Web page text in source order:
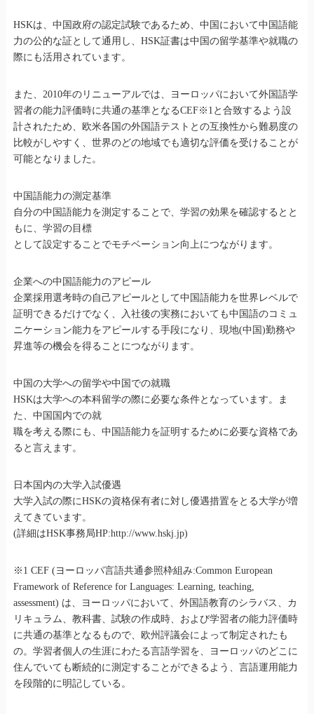
HSKは、中国政府の認定試験であるため、中国において中国語能
力の公的な証として通用し、HSK証書は中国の留学基準や就職の
際にも活用されています。
また、2010年のリニューアルでは、ヨーロッパにおいて外国語学
習者の能力評価時に共通の基準となるCEF※1と合致するよう設
計されたため、欧米各国の外国語テストとの互換性から難易度の
比較がしやすく、世界のどの地域でも適切な評価を受けることが
可能となりました。
中国語能力の測定基準
自分の中国語能力を測定することで、学習の効果を確認するとと
もに、学習の目標
として設定することでモチベーション向上につながります。
企業への中国語能力のアピール
企業採用選考時の自己アピールとして中国語能力を世界レベルで
証明できるだけでなく、入社後の実務においても中国語のコミュ
ニケーション能力をアピールする手段になり、現地(中国)勤務や
昇進等の機会を得ることにつながります。
中国の大学への留学や中国での就職
HSKは大学への本科留学の際に必要な条件となっています。ま
た、中国国内での就
職を考える際にも、中国語能力を証明するために必要な資格であ
ると言えます。
日本国内の大学入試優遇
大学入試の際にHSKの資格保有者に対し優遇措置をとる大学が増
えてきています。
(詳細はHSK事務局HP:http://www.hskj.jp)
※1 CEF (ヨーロッパ言語共通参照枠組み:Common European
Framework of Reference for Languages: Learning, teaching,
assessment) は、ヨーロッパにおいて、外国語教育のシラバス、カ
リキュラム、教科書、試験の作成時、および学習者の能力評価時
に共通の基準となるもので、欧州評議会によって制定されたも
の。学習者個人の生涯にわたる言語学習を、ヨーロッパのどこに
住んでいても断続的に測定することができるよう、言語運用能力
を段階的に明記している。